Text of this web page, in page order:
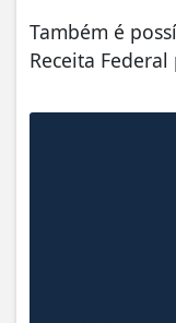
Também é
Receita